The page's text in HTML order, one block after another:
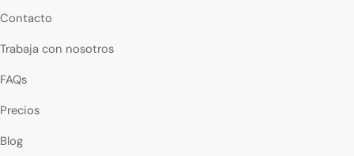
Contacto
Trabaja con nosotros
FAQs
Precios
Blog